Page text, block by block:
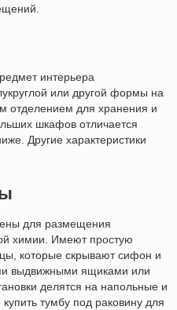
интерьера
или другой формы на
отделением для хранения и
шкафов отличается
Другие характеристики
для размещения
химии. Имеют простую
которые скрывают сифон и
выдвижными ящиками или
делятся на напольные и
тумбу под раковину для